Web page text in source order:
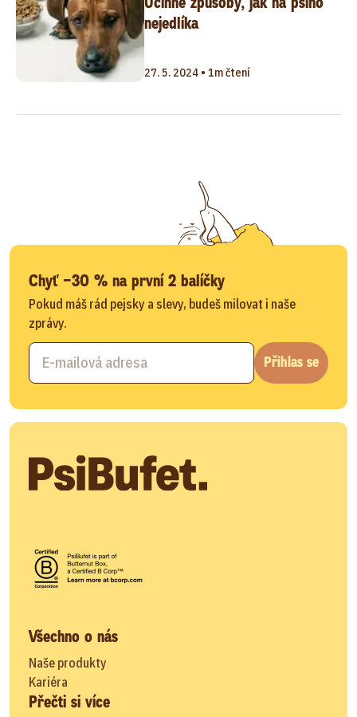
nejedlíka
27. 5. 2024 • 1m čtení
Chyť −30 % na první 2 balíčky
Pokud máš rád pejsky a slevy, budeš milovat i naše
zprávy.
Přihlas se
Všechno o nás
Naše produkty
Kariéra
Přečti si více